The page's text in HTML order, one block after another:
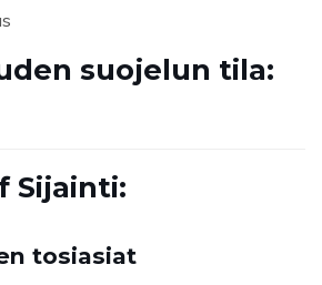
suojelun tila:
Sijainti:
tosiasiat